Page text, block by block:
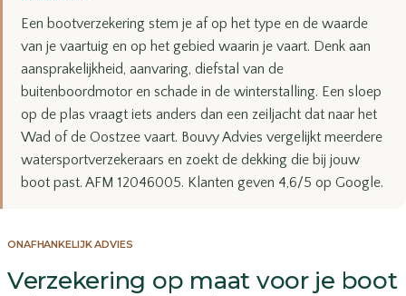
Een bootverzekering stem je af op het type en de waarde
van je vaartuig en op het gebied waarin je vaart. Denk aan
aansprakelijkheid, aanvaring, diefstal van de
buitenboordmotor en schade in de winterstalling. Een sloep
op de plas vraagt iets anders dan een zeiljacht dat naar het
Wad of de Oostzee vaart. Bouvy Advies vergelijkt meerdere
watersportverzekeraars en zoekt de dekking die bij jouw
boot past. AFM 12046005. Klanten geven 4,6/5 op Google.
ONAFHANKELIJK ADVIES
Verzekering op maat voor je boot